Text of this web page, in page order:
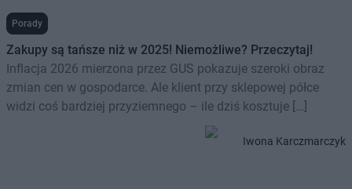
Porady
Zakupy są tańsze niż w 2025! Niemożliwe? Przeczytaj!
Inflacja 2026 mierzona przez GUS pokazuje szeroki obraz
zmian cen w gospodarce. Ale klient przy sklepowej półce
widzi coś bardziej przyziemnego – ile dziś kosztuje […]
Iwona Karczmarczyk